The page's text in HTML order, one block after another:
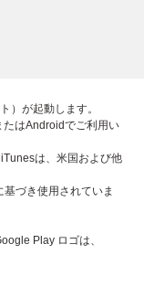
）が起動します。
たはAndroidでご利用い
は、米国および他
づき使用されていま
Play ロゴは、